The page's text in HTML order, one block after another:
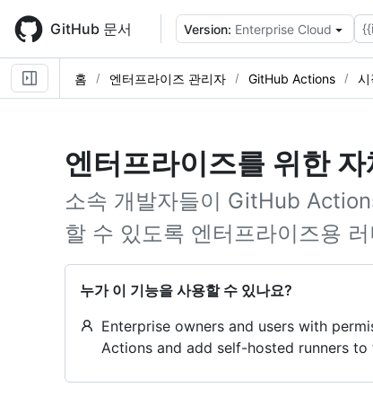
main
content
GitHub 문서 Version: Enterprise Cloud
홈 엔터프라이즈 관리자 GitHub Actions 시
엔터프라이즈를 위한
소속 개발자들이 GitHub
할 수 있도록 엔터프라이즈용
누가 이 기능을 사용할 수 있나요?
Enterprise owners and users with
Actions and add self-hosted runners to